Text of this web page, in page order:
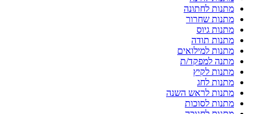
מתנות לחתונה
מתנות שחרור
מתנות גיוס
מתנות תודה
מתנות למילואים
מתנה למפקד/ת
מתנות לקיץ
מתנות לחג
מתנות לראש השנה
מתנות לסוכות